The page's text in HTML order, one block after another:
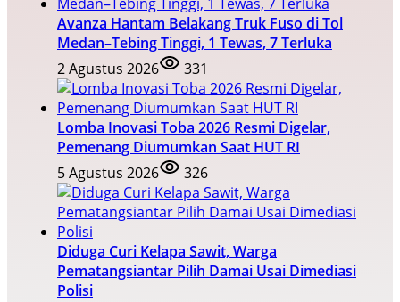
Avanza Hantam Belakang Truk Fuso di Tol
Medan–Tebing Tinggi, 1 Tewas, 7 Terluka
2 Agustus 2026
331
Lomba Inovasi Toba 2026 Resmi Digelar,
Pemenang Diumumkan Saat HUT RI
5 Agustus 2026
326
Diduga Curi Kelapa Sawit, Warga
Pematangsiantar Pilih Damai Usai Dimediasi
Polisi